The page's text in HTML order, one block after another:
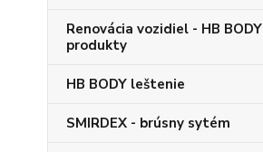
Renovácia vozidiel - HB BODY
produkty
HB BODY leštenie
SMIRDEX - brúsny sytém